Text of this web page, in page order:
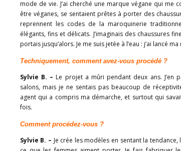
mode de vie. J’ai cherché une marque végane qui me
être véganes, se sentaient prêtes à porter des
reprennent les codes de la maroquinerie
élégants, fins et délicats. J’imaginais des chaussures
portais jusqu’alors. Je me suis jetée à l’eau : j’ai lancé
Techniquement, comment avez-vous procédé ?
Sylvie B. – Le projet a mûri pendant deux ans. J’en
salons, mais je ne sentais pas beaucoup de
agent qui a compris ma démarche, et surtout qui
fois.
Comment procédez-vous ?
Sylvie B. – Je crée les modèles en sentant la